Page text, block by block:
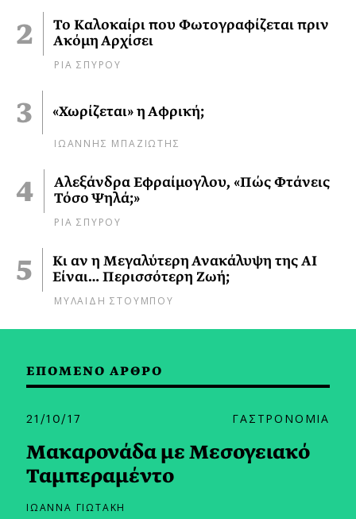
Το Καλοκαίρι που Φωτογραφίζεται πριν
Ακόμη Αρχίσει
ΡΙΑ ΣΠΥΡΟΥ
«Χωρίζεται» η Αφρική;
ΙΩΑΝΝΗΣ ΜΠΑΖΙΩΤΗΣ
Αλεξάνδρα Εφραίμογλου, «Πώς Φτάνεις
Τόσο Ψηλά;»
ΡΙΑ ΣΠΥΡΟΥ
Κι αν η Μεγαλύτερη Ανακάλυψη της AI
Είναι… Περισσότερη Ζωή;
ΜΥΛΑΙΔΗ ΣΤΟΥΜΠΟΥ
ΕΠΟΜΕΝΟ ΑΡΘΡΟ
21/10/17 ΓΑΣΤΡΟΝΟΜΙΑ
Μακαρονάδα με Μεσογειακό
Ταμπεραμέντο
ΙΩΑΝΝΑ ΓΙΩΤΑΚΗ